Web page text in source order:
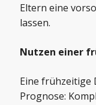
Eltern eine
lassen.
Nutzen einer
Eine frühzeitige
Prognose: